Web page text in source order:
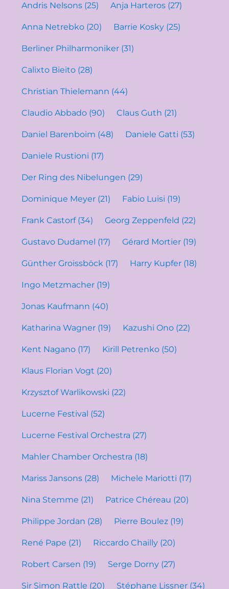
Andris Nelsons (25) Anja Harteros (27)
Anna Netrebko (20) Barrie Kosky (25)
Berliner Philharmoniker (31)
Calixto Bieito (28)
Christian Thielemann (44)
Claudio Abbado (90) Claus Guth (21)
Daniel Barenboim (48) Daniele Gatti (53)
Daniele Rustioni (17)
Der Ring des Nibelungen (29)
Dominique Meyer (21) Fabio Luisi (19)
Frank Castorf(34) Georg Zeppenfeld (22)
Gustavo Dudamel (17) Gérard Mortier (19)
Günther Groissböck (17) Harry Kupfer (18)
Ingo Metzmacher (19)
Jonas Kaufmann (40)
Katharina Wagner (19) Kazushi Ono (22)
Kent Nagano (17) Kirill Petrenko (50)
Klaus Florian Vogt (20)
Krzysztof Warlikowski (22)
Lucerne Festival (52)
Lucerne Festival Orchestra (27)
Mahler Chamber Orchestra (18)
Mariss Jansons (28) Michele Mariotti (17)
Nina Stemme (21) Patrice Chéreau (20)
Philippe Jordan (28) Pierre Boulez (19)
René Pape (21) Riccardo Chailly (20)
Robert Carsen (19) Serge Dorny (27)
Sir Simon Rattle (20) Stéphane Lissner (34)